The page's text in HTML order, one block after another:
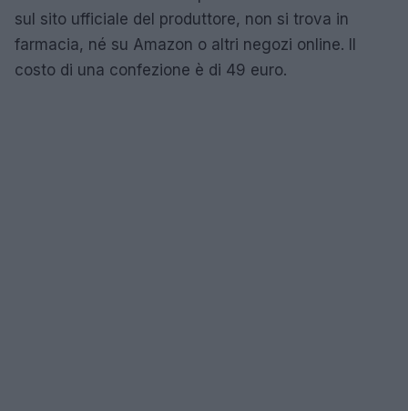
sul sito ufficiale del produttore, non si trova in
farmacia, né su Amazon o altri negozi online. Il
costo di una confezione è di 49 euro.